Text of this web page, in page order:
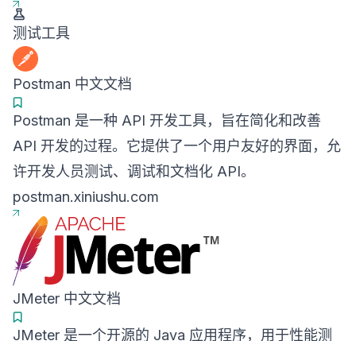
测试工具
Postman 中文文档
Postman 是一种 API 开发工具，旨在简化和改善
API 开发的过程。它提供了一个用户友好的界面，允
许开发人员测试、调试和文档化 API。
postman.xiniushu.com
JMeter 中文文档
JMeter 是一个开源的 Java 应用程序，用于性能测